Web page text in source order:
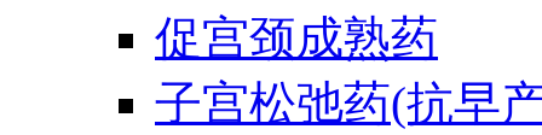
促宫颈成熟药
子宫松弛药(抗早